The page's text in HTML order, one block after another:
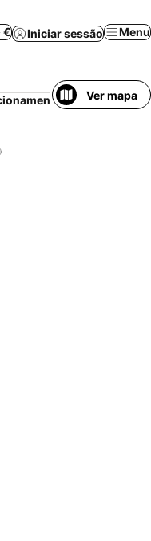
€ Iniciar sessão Menu
Praia Meia-
Ver mapa